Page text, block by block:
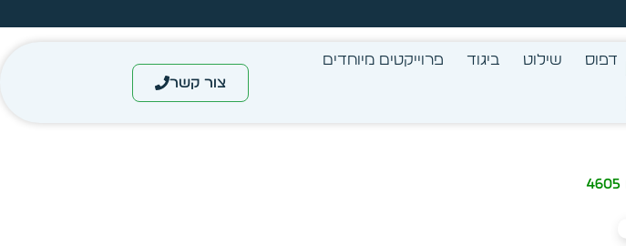
עצב בעצמך - הכן הדמייה לכל פריט בקלות
דפוס שילוט ביגוד פרוייקטים מיוחדים
צור קשר